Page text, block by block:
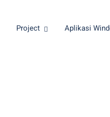
Project Aplikasi